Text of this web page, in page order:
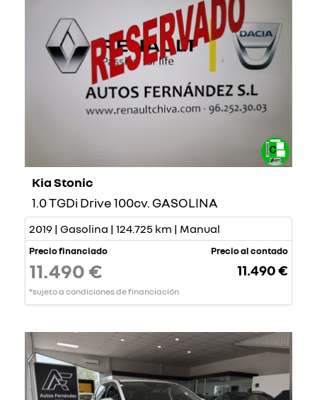
Kia Stonic
1.0 TGDi Drive 100cv. GASOLINA
2019 | Gasolina | 124.725 km | Manual
Precio financiado
11.490 €
*sujeto a condiciones de financiación
Precio al contado
11.490 €